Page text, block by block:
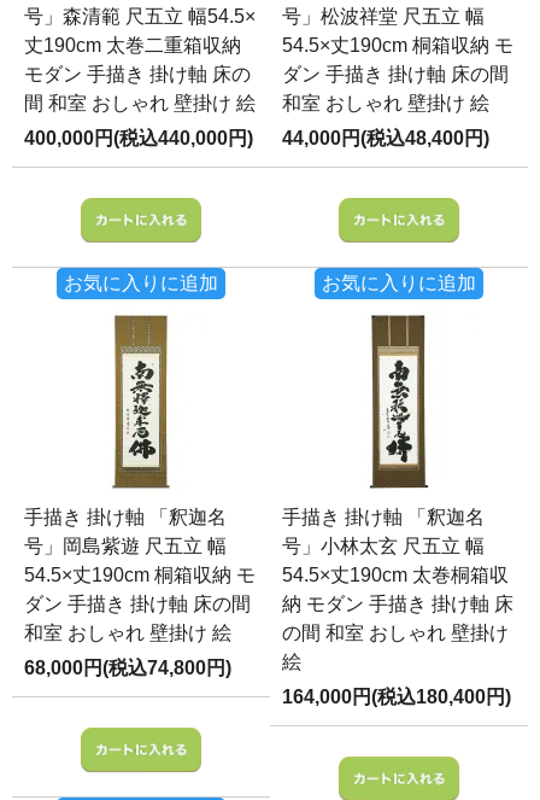
号」森清範 尺五立 幅54.5×
丈190cm 太巻二重箱収納
モダン 手描き 掛け軸 床の
間 和室 おしゃれ 壁掛け 絵
400,000円(税込440,000円)
お気に入りに追加
号」松波祥堂 尺五立 幅
54.5×丈190cm 桐箱収納 モ
ダン 手描き 掛け軸 床の間
和室 おしゃれ 壁掛け 絵
44,000円(税込48,400円)
お気に入りに追加
手描き 掛け軸 「釈迦名
号」岡島紫遊 尺五立 幅
54.5×丈190cm 桐箱収納 モ
ダン 手描き 掛け軸 床の間
和室 おしゃれ 壁掛け 絵
68,000円(税込74,800円)
手描き 掛け軸 「釈迦名
号」小林太玄 尺五立 幅
54.5×丈190cm 太巻桐箱収
納 モダン 手描き 掛け軸 床
の間 和室 おしゃれ 壁掛け
絵
164,000円(税込180,400円)